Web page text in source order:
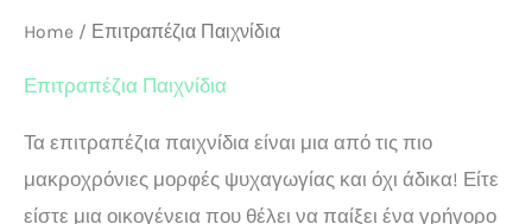
Home / Επιτραπέζια Παιχνίδια
Επιτραπέζια Παιχνίδια
Τα επιτραπέζια παιχνίδια είναι μια από τις πιο
μακροχρόνιες μορφές ψυχαγωγίας και όχι άδικα! Είτε
είστε μια οικογένεια που θέλει να παίξει ένα γρήγορο